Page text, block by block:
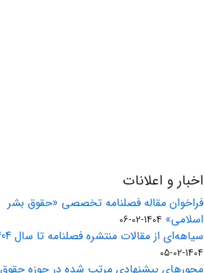
اخبار و اعلانات
فراخوان مقاله فصلنامه تخصصی «حقوق بشر
اسلامی» 1404-02-06
سیاهه‌ای از مقالات منتشره فصلنامه تا سال 1404
1404-02-05
محورهای پیشنهادی مرتب شده در حوزه حقوق